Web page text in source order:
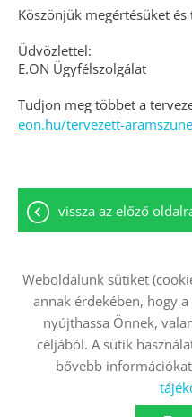
Köszönjük megértésüket
Üdvözlettel:
E.ON Ügyfélszolgálat
Tudjon meg többet a
eon.hu/tervezett-
vissza az előző
Oldal információk
Impresszum
Weboldalunk sütiket
annak érdekében, hogy
nyújthassa Önnek,
céljából. A sütik
bővebb